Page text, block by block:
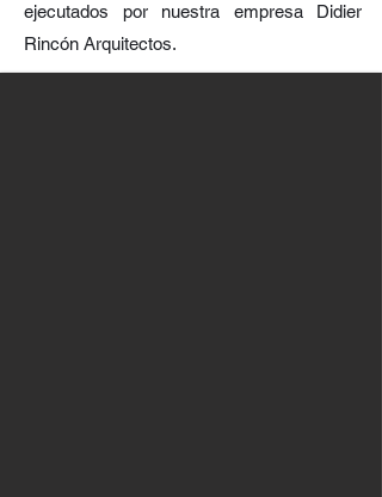
ejecutados por nuestra empresa Didier
Rincón Arquitectos.